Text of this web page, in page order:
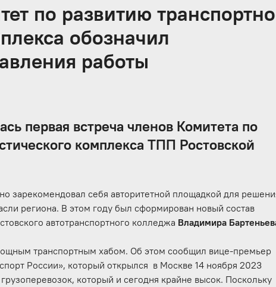
по развитию
обозначил
работы
первая встреча членов Комитета по
комплекса ТПП Ростовской
зарекомендовал себя авторитетной площадкой для
региона. В этом году был сформирован новый состав
автотранспортного колледжа Владимира
транспортным хабом. Об этом сообщил вице-премьер
России», который открылся в Москве 14 ноября 2023
который и сегодня крайне высок. Поскольку